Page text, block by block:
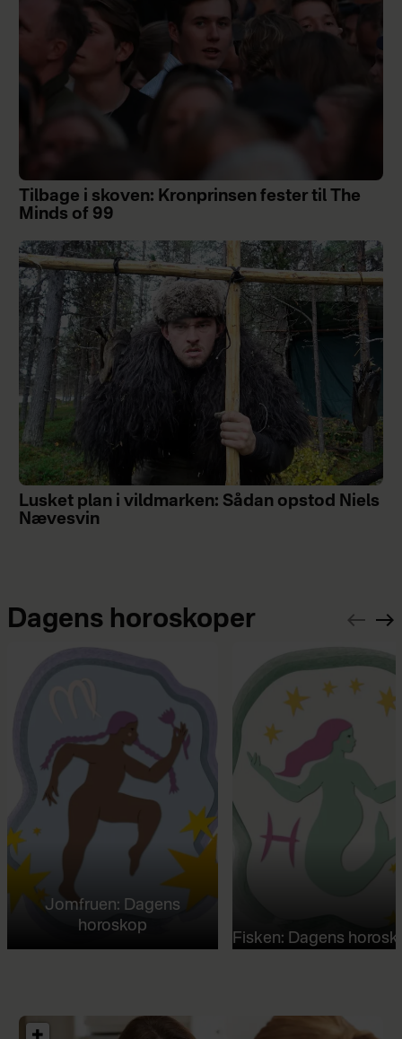
Tilbage i skoven: Kronprinsen fester til The
Minds of 99
Lusket plan i vildmarken: Sådan opstod Niels
Nævesvin
Dagens horoskoper
Jomfruen: Dagens
horoskop
Fisken: Dagens